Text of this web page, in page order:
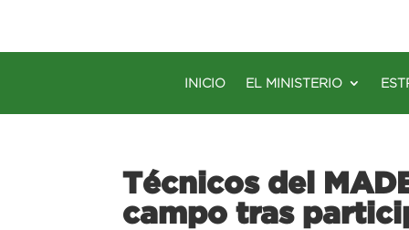
INICIO EL MINISTERIO
Técnicos del
campo tras